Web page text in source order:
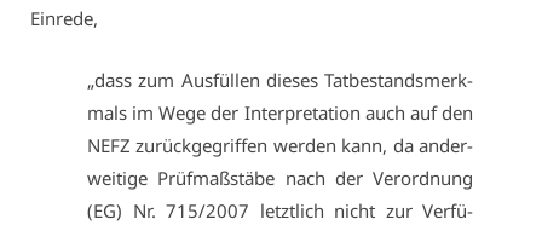
Ein­re­de,
„dass zum Aus­fül­len die­ses Tat­be­stands­merk­
mals im We­ge der In­ter­pre­ta­ti­on auch auf den
NEFZ zu­rück­ge­grif­fen wer­den kann, da an­der­
wei­ti­ge Prüf­maß­stä­be nach der Ver­ord­nung
(EG) Nr. 715/2007 letzt­lich nicht zur Ver­fü­